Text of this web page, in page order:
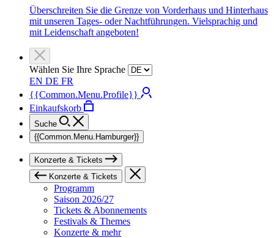
Überschreiten Sie die Grenze von Vorderhaus und Hinterhaus
mit unseren Tages- oder Nachtführungen. Vielsprachig und
mit Leidenschaft angeboten!
Wählen Sie Ihre Sprache
EN DE FR
{{Common.Menu.Profile}}
Einkaufskorb
Suche
{{Common.Menu.Hamburger}}
Konzerte & Tickets
Konzerte & Tickets
Programm
Saison 2026/27
Tickets & Abonnements
Festivals & Themes
Konzerte & mehr